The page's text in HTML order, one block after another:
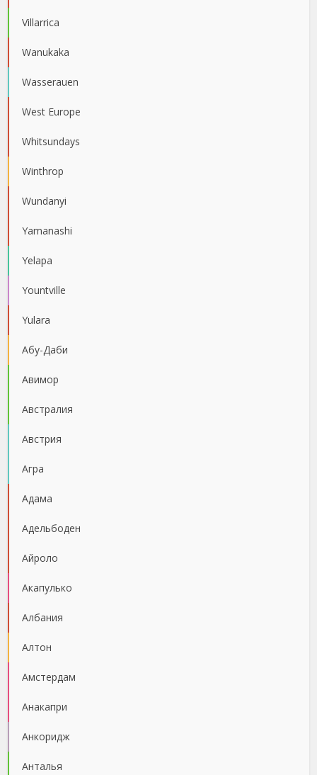
Villarrica
Wanukaka
Wasserauen
West Europe
Whitsundays
Winthrop
Wundanyi
Yamanashi
Yelapa
Yountville
Yulara
Абу-Даби
Авимор
Австралия
Австрия
Агра
Адама
Адельбоден
Айроло
Акапулько
Албания
Алтон
Амстердам
Анакапри
Анкоридж
Анталья